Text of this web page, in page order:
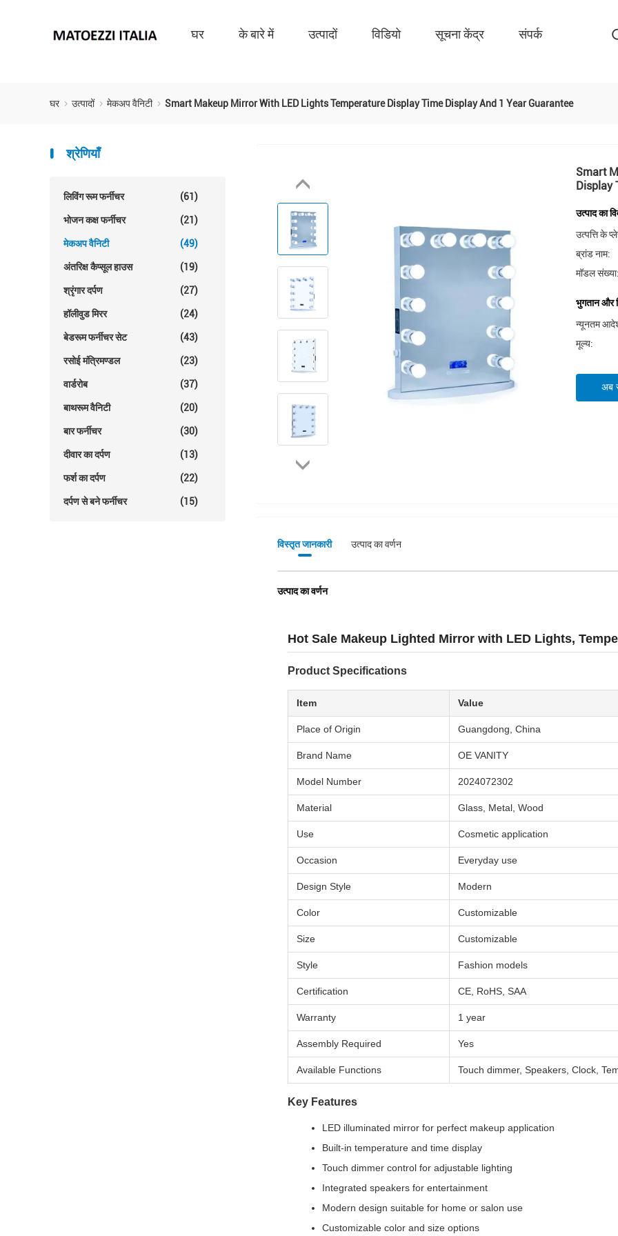
घर के बारे में उत्पादों विडियो सूचना केंद्र संपर्क
घर उत्पादों मेकअप वैनिटी Smart Makeup Mirror With LED Lights Temperature Display Time Display And 1 Year Guarantee
श्रेणियाँ
लिविंग रूम फर्नीचर (61)
भोजन कक्ष फर्नीचर (21)
मेकअप वैनिटी (49)
अंतरिक्ष कैप्सूल हाउस (19)
श्रृंगार दर्पण (27)
हॉलीवुड मिरर (24)
बेडरूम फर्नीचर सेट (43)
रसोई मंत्रिमण्डल (23)
वार्डरोब (37)
बाथरूम वैनिटी (20)
बार फर्नीचर (30)
दीवार का दर्पण (13)
फर्श का दर्पण (22)
दर्पण से बने फर्नीचर (15)
Smart
Display
उत्पाद का
उत्पत्ति के
ब्रांड नाम:
मॉडल
भुगतान और
न्यूनतम
मूल्य:
अब
विस्तृत जानकारी उत्पाद का वर्णन
उत्पाद का वर्णन
Hot Sale Makeup Lighted Mirror with LED Lights,
Product Specifications
Item Value
Place of Origin Guangdong, China
Brand Name OE VANITY
Model Number 2024072302
Material Glass, Metal, Wood
Use Cosmetic application
Occasion Everyday use
Design Style Modern
Color Customizable
Size Customizable
Style Fashion models
Certification CE, RoHS, SAA
Warranty 1 year
Assembly Required Yes
Available Functions Touch dimmer, Speakers, Clock,
Key Features
LED illuminated mirror for perfect makeup application
Built-in temperature and time display
Touch dimmer control for adjustable lighting
Integrated speakers for entertainment
Modern design suitable for home or salon use
Customizable color and size options